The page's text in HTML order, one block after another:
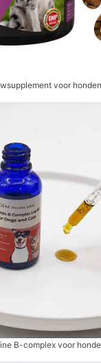
voor
B-complex voor